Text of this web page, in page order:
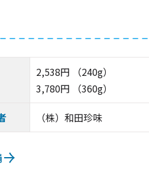
2,538円 （240g）
3,780円 （360g）
（株）和田珍味